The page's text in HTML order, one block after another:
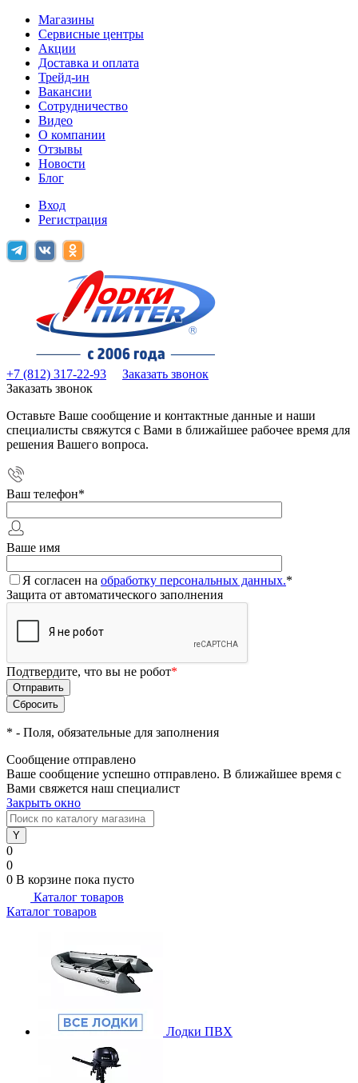
Магазины
Сервисные центры
Акции
Доставка и оплата
Трейд-ин
Вакансии
Сотрудничество
Видео
О компании
Отзывы
Новости
Блог
Вход
Регистрация
+7 (812) 317-22-93
Заказать звонок
Заказать звонок
Оставьте Ваше сообщение и контактные данные и наши
специалисты свяжутся с Вами в ближайшее рабочее время для
решения Вашего вопроса.
Ваш телефон*
Ваше имя
Я согласен на обработку персональных данных.*
Защита от автоматического заполнения
Подтвердите, что вы не робот*
* - Поля, обязательные для заполнения
Сообщение отправлено
Ваше сообщение успешно отправлено. В ближайшее время с
Вами свяжется наш специалист
Закрыть окно
0
0
0 В корзине пока пусто
Каталог товаров
Каталог товаров
Лодки ПВХ